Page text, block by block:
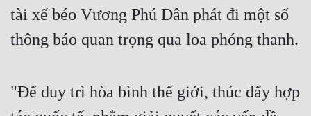
tài xế béo Vương Phú Dân phát đi một số
thông báo quan trọng qua loa phóng thanh.
"Để duy trì hòa bình thế giới, thúc đẩy hợp